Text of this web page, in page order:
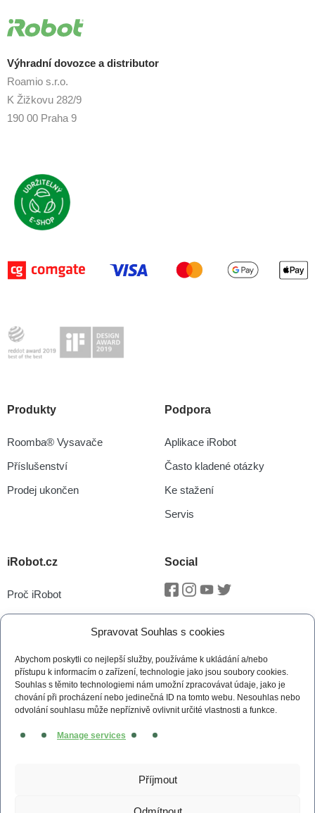
Spravovat Souhlas s cookies
Abychom poskytli co nejlepší služby, používáme k ukládání a/nebo
přístupu k informacím o zařízení, technologie jako jsou soubory cookies.
Souhlas s těmito technologiemi nám umožní zpracovávat údaje, jako je
chování při procházení nebo jedinečná ID na tomto webu. Nesouhlas nebo
odvolání souhlasu může nepříznivě ovlivnit určité vlastnosti a funkce.
Manage services
Příjmout
Výhradní dovozce a distributor
Roamio s.r.o.
K Žižkovu 282/9
190 00 Praha 9
Produkty
Roomba® Vysavače
Příslušenství
Prodej ukončen
Podpora
Aplikace iRobot
Často kladené otázky
Ke stažení
Servis
iRobot.cz
Proč iRobot
iRobot OS
Technologie vSLAM®
Novinky
Tiskové zprávy
Kontakt
Social
Facebook
Instagram
Youtube